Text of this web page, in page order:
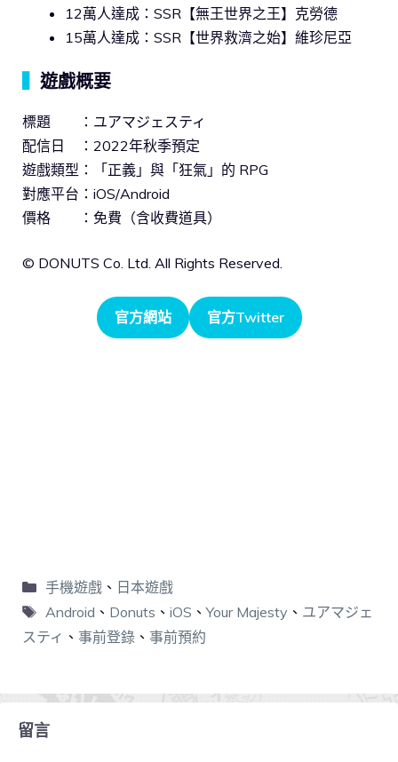
12萬人達成：SSR【無王世界之王】克勞德
15萬人達成：SSR【世界救濟之始】維珍尼亞
遊戲概要
標題 ：ユアマジェスティ
配信日 ：2022年秋季預定
遊戲類型：「正義」與「狂氣」的 RPG
對應平台：iOS/Android
價格 ：免費（含收費道具）
© DONUTS Co. Ltd. All Rights Reserved.
官方網站 官方Twitter
手機遊戲、 日本遊戲
Android 、 Donuts 、 iOS 、Your Majesty 、 ユアマジェ
スティ 、 事前登錄 、 事前預約
留言